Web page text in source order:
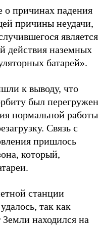
о причинах падения
причины неудачи,
является
действия наземных
батарей».
к выводу, что
был
нормальной работы
Связь с
пришлось
который,
станции
так как
находился на